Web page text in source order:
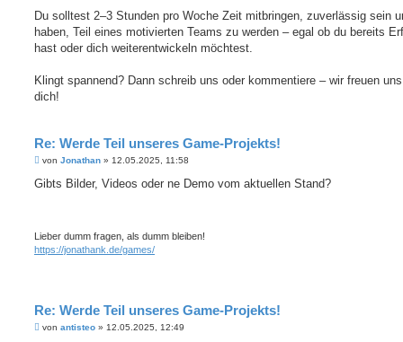
Du solltest 2–3 Stunden pro Woche Zeit mitbringen, zuverlässig sein
haben, Teil eines motivierten Teams zu werden – egal ob du bereits
hast oder dich weiterentwickeln möchtest.
Klingt spannend? Dann schreib uns oder kommentiere – wir freuen
dich!
Re: Werde Teil unseres Game-Projekts!
B
i
von Jonathan » 12.05.2025, 11:58
Gibts Bilder, Videos oder ne Demo vom aktuellen Stand?
Lieber dumm fragen, als dumm bleiben!
https://jonathank.de/games/
Re: Werde Teil unseres Game-Projekts!
Bvon antisteo » 12.05.2025, 12:49